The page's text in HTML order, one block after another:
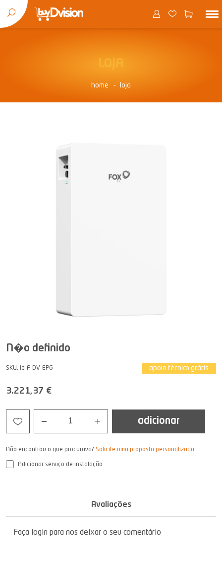
home loja
N�o definido
SKU. id-F-DV-EP6 apoio técnico grátis
3.221,37 €
1 adicionar
Não encontrou o que procurava? Solicite uma proposta personalizada
Adicionar serviço de instalação
Avaliações
Faça login para nos deixar o seu comentário